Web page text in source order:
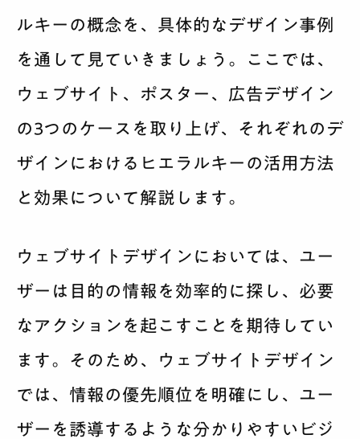
ルキーの概念を、具体的なデザイン事例
を通して見ていきましょう。ここでは、
ウェブサイト、ポスター、広告デザイン
の3つのケースを取り上げ、それぞれのデ
ザインにおけるヒエラルキーの活用方法
と効果について解説します。
ウェブサイトデザインにおいては、ユー
ザーは目的の情報を効率的に探し、必要
なアクションを起こすことを期待してい
ます。そのため、ウェブサイトデザイン
では、情報の優先順位を明確にし、ユー
ザーを誘導するような分かりやすいビジ